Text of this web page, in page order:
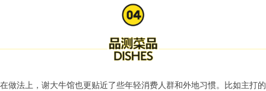
在做法上，谢大牛馆也更贴近了些年轻消费人群和外地习惯。比如主打的